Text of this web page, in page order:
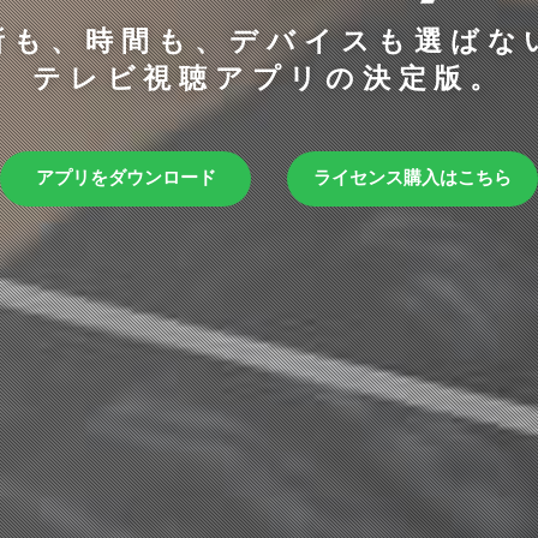
も、時間も、デバイスも選ばな
テレビ視聴アプリの決定版。
アプリをダウンロード ライセンス購入はこちら